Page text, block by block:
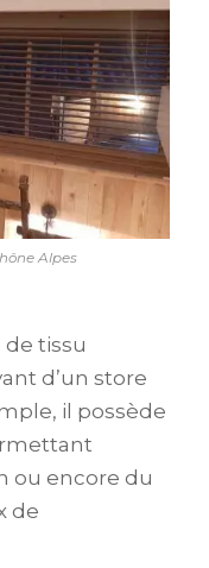
Alpes
tissu
d’un store
il possède
ou encore du
de